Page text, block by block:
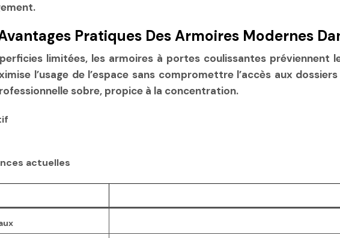
Pratiques Des Armoires Modernes
limitées, les armoires à portes coulissantes préviennent
l’usage de l’espace sans compromettre l’accès aux
sobre, propice à la concentration.
actuelles